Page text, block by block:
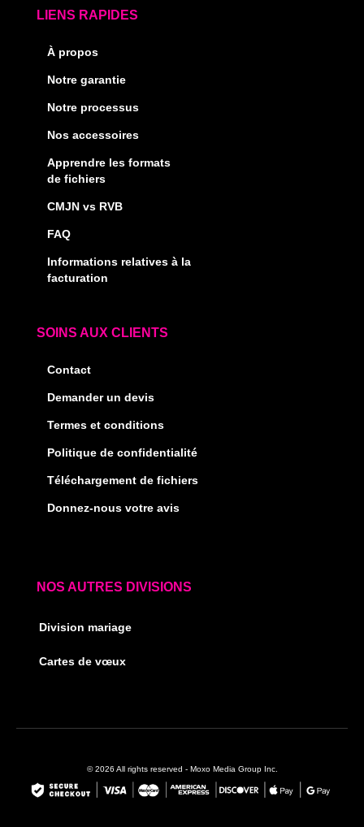
LIENS RAPIDES
À propos
Notre garantie
Notre processus
Nos accessoires
Apprendre les formats
de fichiers
CMJN vs RVB
FAQ
Informations relatives à la
facturation
SOINS AUX CLIENTS
Contact
Demander un devis
Termes et conditions
Politique de confidentialité
Téléchargement de fichiers
Donnez-nous votre avis
NOS AUTRES DIVISIONS
Division mariage
Cartes de vœux
© 2026 All rights reserved - Moxo Media Group Inc.